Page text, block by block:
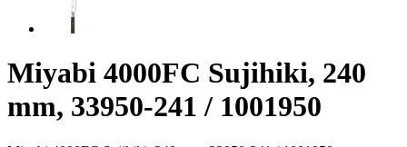
Miyabi 4000FC Sujihiki, 240
mm, 33950-241 / 1001950